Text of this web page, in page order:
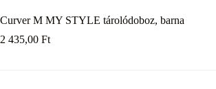
Curver M MY STYLE tárolódoboz, barna
2 435,00 Ft